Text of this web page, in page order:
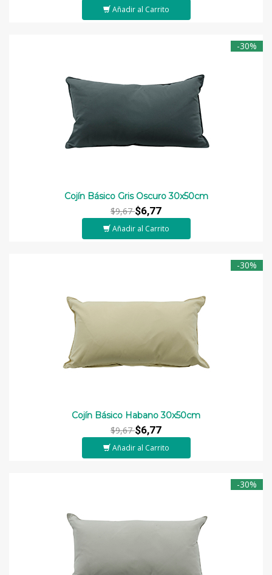
Añadir al Carrito
-30%
Cojín Básico Gris Oscuro 30x50cm
$9,67$6,77
Añadir al Carrito
-30%
Cojín Básico Habano 30x50cm
$9,67$6,77
Añadir al Carrito
-30%